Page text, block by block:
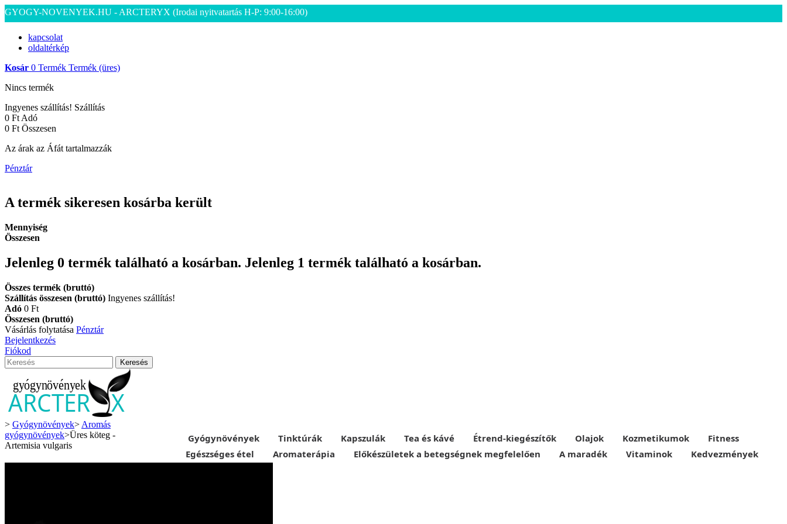
GYOGY-NOVENYEK.HU - ARCTERYX (Irodai nyitvatartás H-P: 9:00-16:00)
kapcsolat
oldaltérkép
Kosár 0 Termék Termék (üres)
Nincs termék
Ingyenes szállítás! Szállítás
0 Ft‎ Adó
0 Ft‎ Összesen
Az árak az Áfát tartalmazzák
Pénztár
A termék sikeresen kosárba került
Mennyiség
Összesen
Jelenleg 0 termék található a kosárban. Jelenleg 1 termék található a kosárban.
Összes termék (bruttó)
Szállítás összesen (bruttó) Ingyenes szállítás!
Adó 0 Ft‎
Összesen (bruttó)
Vásárlás folytatása Pénztár
Bejelentkezés
Fiókod
Keresés
Gyógynövények Tinktúrák Kapszulák Tea és kávé Étrend-kiegészítők Olajok Kozmetikumok
Fitness
Egészséges étel
Aromaterápia Előkészületek a betegségnek megfelelően A maradék Vitaminok Kedvezmények
> Gyógynövények> Aromás
gyógynövények>Üres köteg -
Artemisia vulgaris